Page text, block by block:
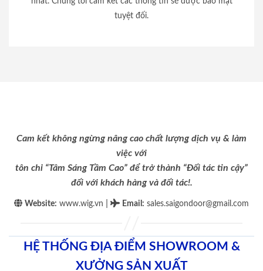
tuyệt đối.
Cam kết không ngừng nâng cao chất lượng dịch vụ & làm
việc với
tôn chỉ “Tâm Sáng Tầm Cao” để trở thành “Đối tác tin cậy”
đối với khách hàng và đối tác!.
Website: www.wig.vn Email : sales.saigondoor@gmail.com
HỆ THỐNG ĐỊA ĐIỂM SHOWROOM &
XƯỞNG SẢN XUẤT